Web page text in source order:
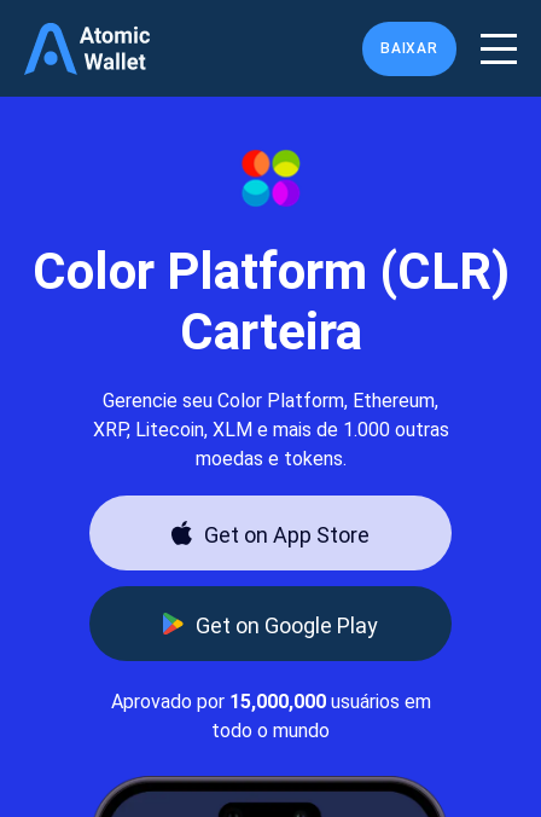
BAIXAR
Color Platform (CLR)
Carteira
Gerencie seu Color Platform, Ethereum,
XRP, Litecoin, XLM e mais de 1.000 outras
moedas e tokens.
Get on App Store
Get on Google Play
Aprovado por 15,000,000usuários em
todo o mundo